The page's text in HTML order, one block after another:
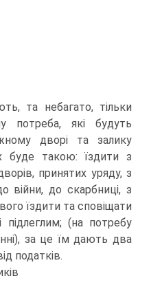
та небагато, тільки
які будуть
дворі та залику
буде такою: їздити з
принятих уряду, з
війни, до скарбниці, з
їздити та сповіщати
підлеглим; (на потребу
за це їм дають два
податків.